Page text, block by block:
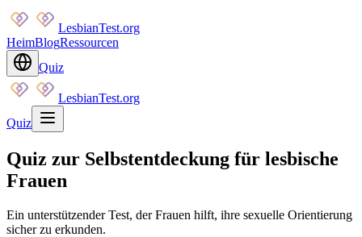
LesbianTest.org
HeimBlogRessourcen
Quiz
LesbianTest.org
Quiz
Quiz zur Selbstentdeckung für lesbische
Frauen
Ein unterstützender Test, der Frauen hilft, ihre sexuelle Orientierung
sicher zu erkunden.